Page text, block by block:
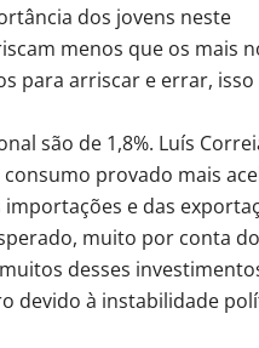
dos jovens neste
menos que os mais
para arriscar e errar, isso
são de 1,8%. Luís
provado mais
e das
muito por conta
desses
devido à instabilidade